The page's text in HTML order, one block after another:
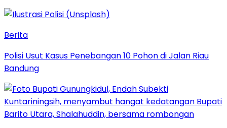
Berita
Polisi Usut Kasus Penebangan 10 Pohon di Jalan Riau
Bandung